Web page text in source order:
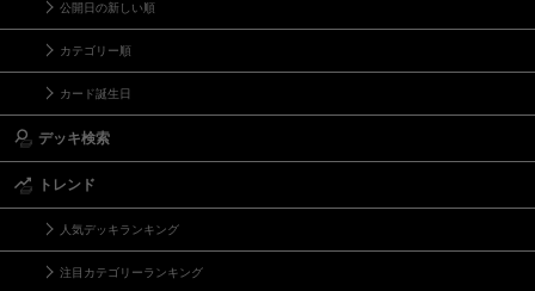
公開日の新しい順
カテゴリー順
カード誕生日
デッキ検索
トレンド
人気デッキランキング
注目カテゴリーランキング